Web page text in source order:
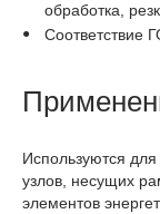
обработка,
Соответствие
Используются
узлов, несущих
элементов